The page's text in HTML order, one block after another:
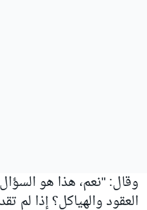
وقال: "نعم، هذا هو
العقود والهياكل؟ إذا لم